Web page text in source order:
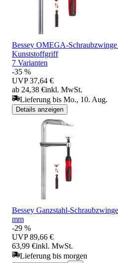
Bessey OMEGA-
Kunststoffgriff
7 Varianten
-35 %
UVP 37,64 €
ab 24,38 €inkl. MwSt.
Lieferung bis Mo., 10. Aug.
Details anzeigen
Bessey Ganzstahl-
mm
-29 %
UVP 89,66 €
63,99 €inkl. MwSt.
Lieferung bis morgen